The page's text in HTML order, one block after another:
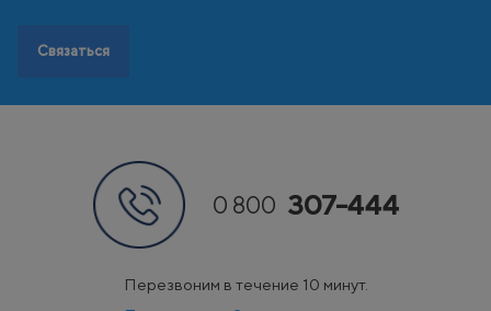
Связаться
0 800 307-444
Перезвоним в течение 10 минут.